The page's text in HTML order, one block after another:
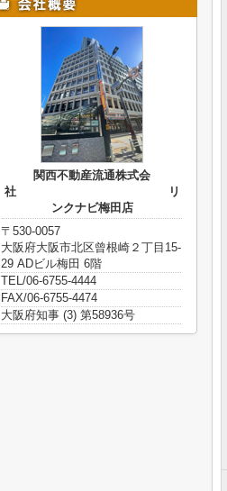
関西不動産流通株式会
社 リ
ンクナビ梅田店
〒530-0057
大阪府大阪市北区曾根崎２丁目15-
29 ADビル梅田 6階
TEL/06-6755-4444
FAX/06-6755-4474
大阪府知事 (3) 第58936号